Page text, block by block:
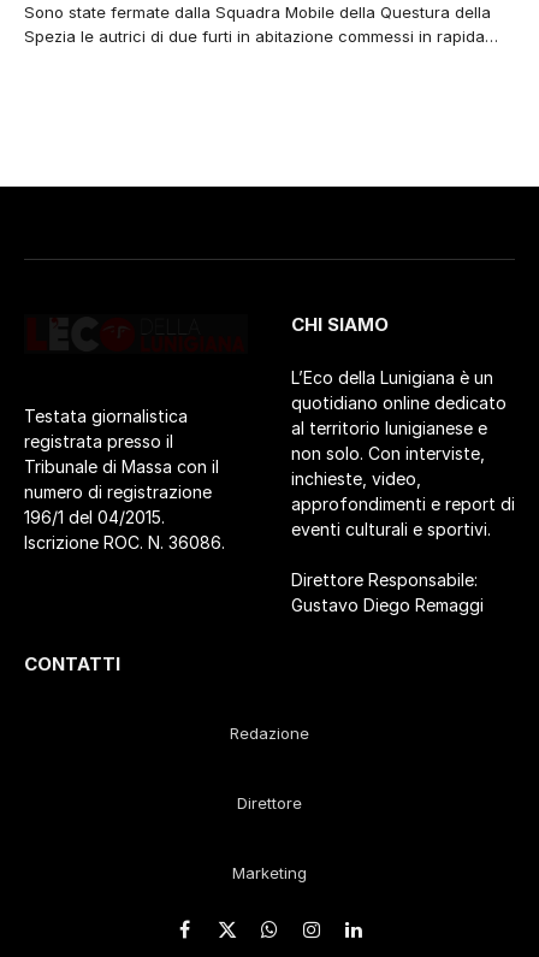
Sono state fermate dalla Squadra Mobile della Questura della
Spezia le autrici di due furti in abitazione commessi in rapida…
Testata giornalistica
registrata presso il
Tribunale di Massa con il
numero di registrazione
196/1 del 04/2015.
Iscrizione ROC. N. 36086.
CHI SIAMO
L’Eco della Lunigiana è un
quotidiano online dedicato
al territorio lunigianese e
non solo. Con interviste,
inchieste, video,
approfondimenti e report di
eventi culturali e sportivi.
Direttore Responsabile:
Gustavo Diego Remaggi
CONTATTI
Redazione
Direttore
Marketing
Facebook
X WhatsApp
Instagram
LinkedIn